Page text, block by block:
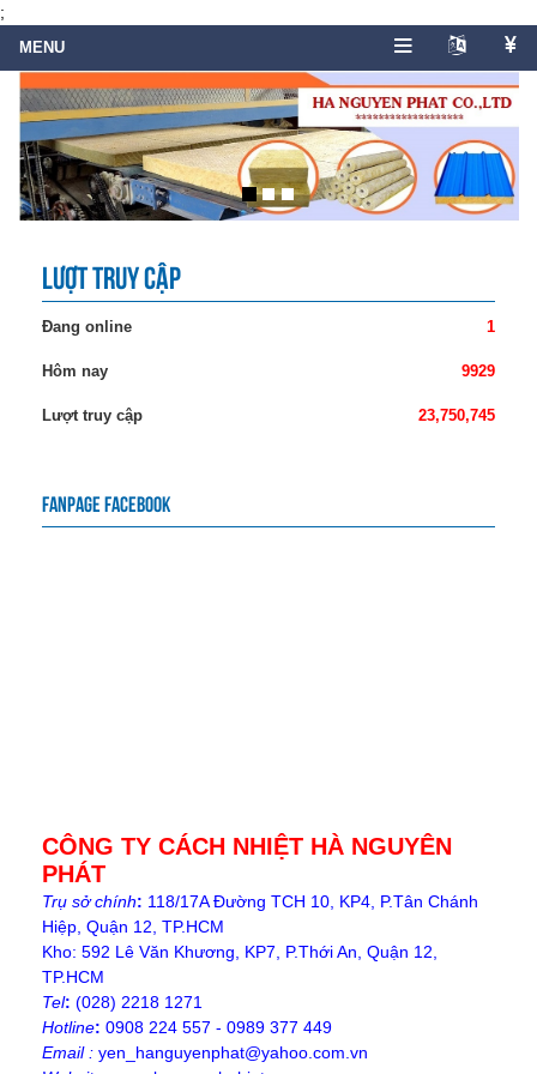
;
Lượt truy cập
Đang online 1
Hôm nay 9929
Lượt truy cập 23,750,745
Fanpage facebook
CÔNG TY CÁCH NHIỆT HÀ NGUYÊN
PHÁT
Trụ sở chính: 118/17A Đường TCH 10, KP4, P.Tân Chánh
Hiệp, Quận 12, TP.HCM
Kho: 592 Lê Văn Khương, KP7, P.Thới An, Quận 12,
TP.HCM
Tel: (028) 2218 1271
Hotline: 0908 224 557 - 0989 377 449
Email : yen_hanguyenphat@yahoo.com.vn